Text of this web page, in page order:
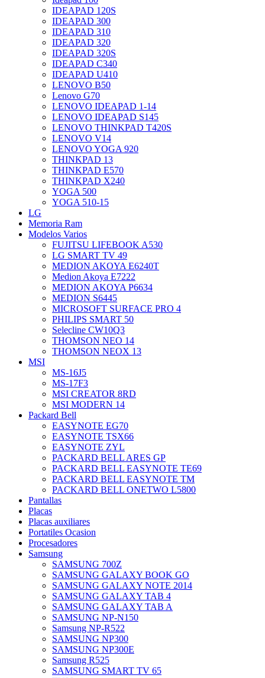
IDEAPAD 120S
IDEAPAD 300
IDEAPAD 310
IDEAPAD 320
IDEAPAD 320S
IDEAPAD C340
IDEAPAD U410
LENOVO B50
Lenovo G70
LENOVO IDEAPAD 1-14
LENOVO IDEAPAD S145
LENOVO THINKPAD T420S
LENOVO V14
LENOVO YOGA 920
THINKPAD 13
THINKPAD E570
THINKPAD X240
YOGA 500
YOGA 510-15
LG
Memoria Ram
Modelos Varios
FUJITSU LIFEBOOK A530
LG SMART TV 49
MEDION AKOYA E6240T
Medion Akoya E7222
MEDION AKOYA P6634
MEDION S6445
MICROSOFT SURFACE PRO 4
PHILIPS SMART 50
Selecline CW10Q3
THOMSON NEO 14
THOMSON NEOX 13
MSI
MS-16J5
MS-17F3
MSI CREATOR 8RD
MSI MODERN 14
Packard Bell
EASYNOTE EG70
EASYNOTE TSX66
EASYNOTE ZYL
PACKARD BELL ARES GP
PACKARD BELL EASYNOTE TE69
PACKARD BELL EASYNOTE TM
PACKARD BELL ONETWO L5800
Pantallas
Placas
Placas auxiliares
Portatiles Ocasion
Procesadores
Samsung
SAMSUNG 700Z
SAMSUNG GALAXY BOOK GO
SAMSUNG GALAXY NOTE 2014
SAMSUNG GALAXY TAB 4
SAMSUNG GALAXY TAB A
SAMSUNG NP-N150
Samsung NP-R522
SAMSUNG NP300
SAMSUNG NP300E
Samsung R525
SAMSUNG SMART TV 65